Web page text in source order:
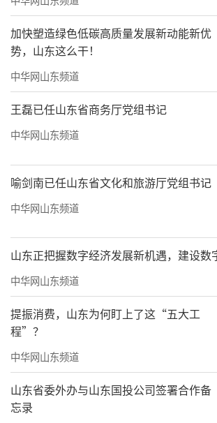
要知道之前山姆会员店计
加快塑造绿色低碳高质量发展新动能新优
势，山东这么干！
中华网山东频道
王磊已任山东省商务厅党组书记
中华网山东频道
喻剑南已任山东省文化和旅游厅党组书记
中华网山东频道
山东正把握数字经济发展新机遇，建设数
中华网山东频道
提振消费，山东为何盯上了这“五大工
程”？
中华网山东频道
山东省委外办与山东国投公司签署合作备
忘录